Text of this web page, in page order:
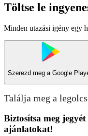
Töltse le
Minden utazási igény egy
Szerezd meg a Google
Találja meg a
Biztosítsa meg jegyét
ajánlatokat!